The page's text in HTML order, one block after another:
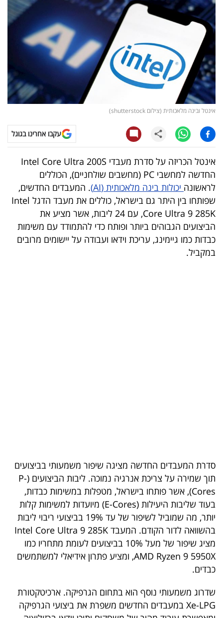
דעות
רכילות
עסקית
קריפטו
ויראלי
עסקי
ספורט
קריירה
ולימודים
מינויים
רייטינג
40
UNDER
40
שיתופי
פעולה
דרושים
אינטל ובינה מלאכותית (צילום shutterstock)
עקבו אחרינו בגוגל
אינטל הכריזה על סדרת מעבדי Intel Core Ultra 200S
החדשה למחשבי PC (מחשבים שולחניים), הכוללים
לראשונה יכולות בינה מלאכותית (AI)
. המעבדים החדשים,
שפותחו בין היתר גם בישראל, כוללים את מעבד הדגל Intel
Core Ultra 9 285K, עם 24 ליבות, אשר מציע את
הביצועים הגבוהים ביותר ופותח כדי להתמודד עם משימות
כבדות כמו גיימינג, עריכת וידאו ועבודה על יישומים מרובים
במקביל.
סדרת המעבדים החדשה מציגה שיפור משמעותי בביצועים
תוך שמירה על צריכת אנרגיה נמוכה. ליבות הביצועים (P-
Cores), אשר פותחו בישראל, מטפלות במשימות כבדות,
בעוד שליבות היעילות (E-Cores) מיועדות למשימות קלות
יותר, מה שמוביל לשיפור של עד 19% בביצועי ריבוי ליבות
בהשוואה לדור הקודם. המעבד Intel Core Ultra 9 285K
מציג שיפור של מעל 10% בביצועים לעומת מתחריו כמו
AMD Ryzen 9 5950X, ומציע פתרון אידיאלי למשתמשים
כבדים.
שדרוג משמעותי נוסף הוא בתחום הגרפיקה. ארכיטקטורת
Xe-LPG במעבדים החדשים משפרת את ביצועי הגרפיקה